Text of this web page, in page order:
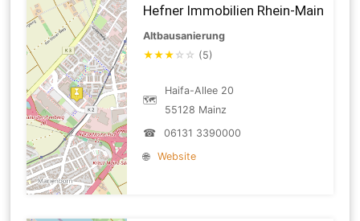
Hefner Immobilien Rhein-Main
Altbausanierung
★★★ ☆ ☆ (5)
🗺
Haifa-Allee 20
55128 Mainz
☎
06131 3390000
🌐
Website